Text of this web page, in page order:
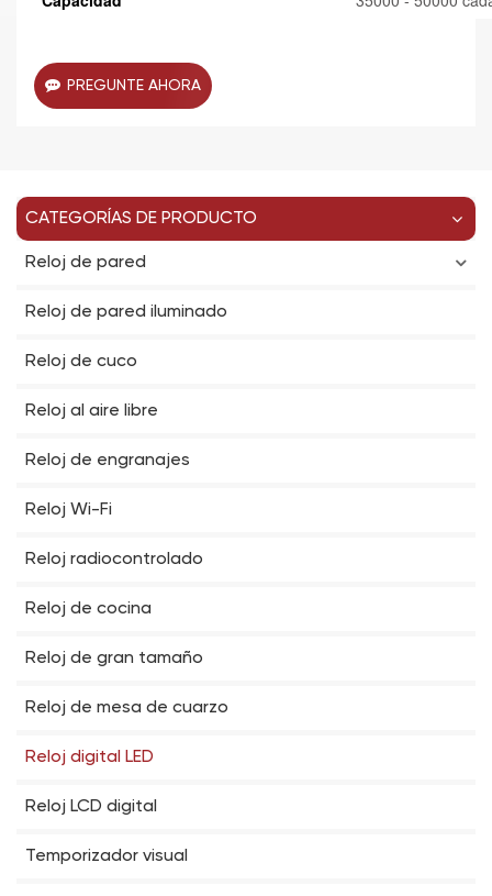
PREGUNTE AHORA
CATEGORÍAS DE PRODUCTO
Reloj de pared
Reloj de pared iluminado
Reloj de cuco
Reloj al aire libre
Reloj de engranajes
Reloj Wi-Fi
Reloj radiocontrolado
Reloj de cocina
Reloj de gran tamaño
Reloj de mesa de cuarzo
Reloj digital LED
Reloj LCD digital
Temporizador visual